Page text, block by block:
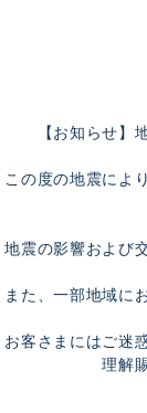
【お知らせ】
この度の地震によ
地震の影響および
また、一部地域に
お客さまにはご迷
理解